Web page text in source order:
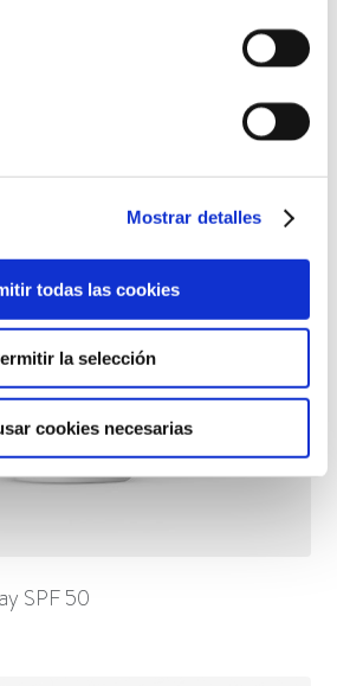
Mostrar detalles
todas las cookies
la selección
cookies necesarias
SPF 50